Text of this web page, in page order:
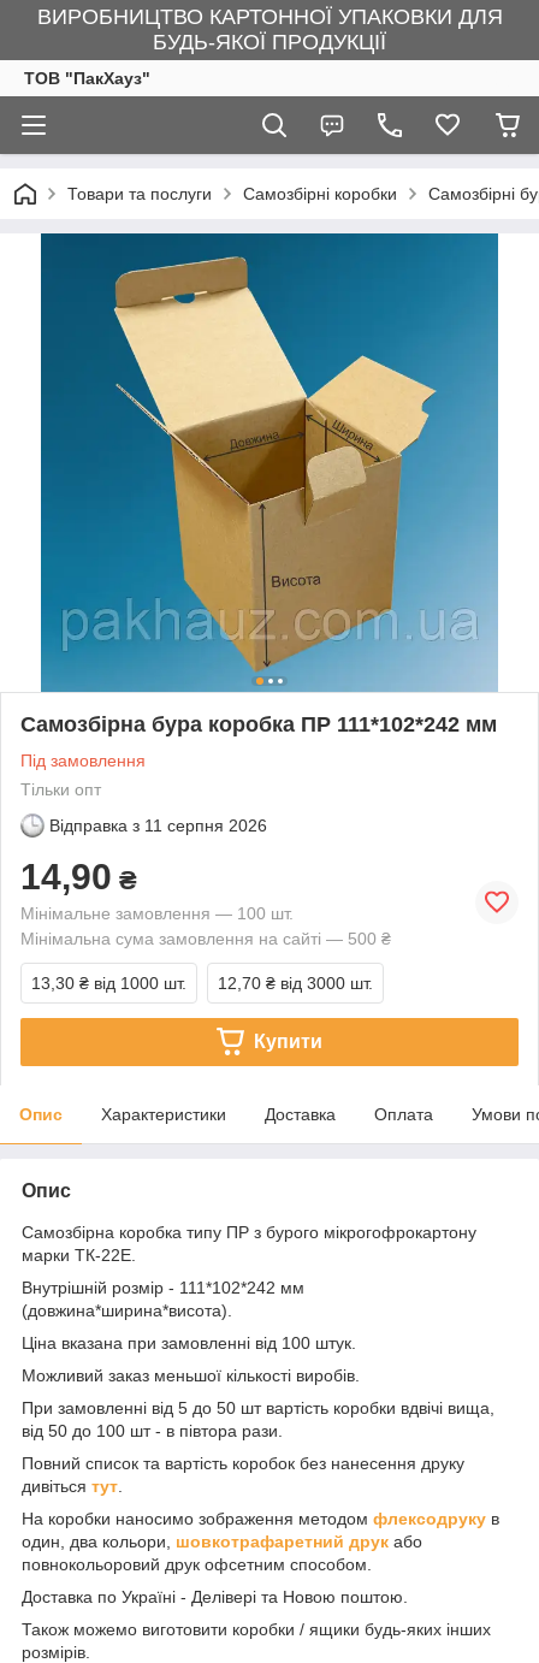
ВИРОБНИЦТВО КАРТОННОЇ УПАКОВКИ ДЛЯ
БУДЬ-ЯКОЇ ПРОДУКЦІЇ
ТОВ "ПакХауз"
Товари та послуги Самозбірні коробки Самозбірні
Самозбірна бура коробка ПР 111*102*242 мм
Під замовлення
Тільки опт
Відправка з 11 серпня 2026
14,90 ₴
Мінімальне замовлення — 100 шт.
Мінімальна сума замовлення на сайті — 500 ₴
13,30 ₴ від 1000 шт. 12,70 ₴ від 3000 шт.
Купити
Опис Характеристики Доставка Оплата Умови
Опис
Самозбірна коробка типу ПР з бурого мікрогофрокартону
марки ТК-22Е.
Внутрішній розмір - 111*102*242 мм
(довжина*ширина*висота).
Ціна вказана при замовленні від 100 штук.
Можливий заказ меньшої кількості виробів.
При замовленні від 5 до 50 шт вартість коробки вдвічі вища,
від 50 до 100 шт - в півтора рази.
Повний список та вартість коробок без нанесення друку
дивіться тут
На коробки наносимо зображення методом флексодруку в
один, два кольори, шовкотрафаретний друк або
повнокольоровий друк офсетним способом.
Доставка по Україні - Делівері та Новою поштою.
Також можемо виготовити коробки / ящики будь-яких інших
розмірів.